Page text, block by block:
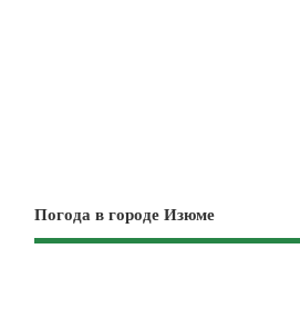
Погода в городе Изюме